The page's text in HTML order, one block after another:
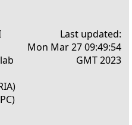
Last updated:
Mon Mar 27 09:49:54
GMT 2023